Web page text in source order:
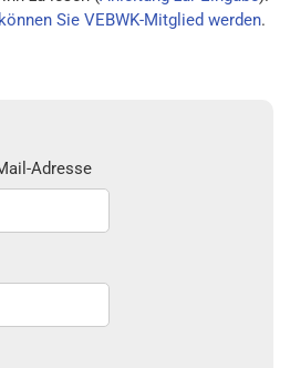
Sie VEBWK-Mitglied werden.
Adresse